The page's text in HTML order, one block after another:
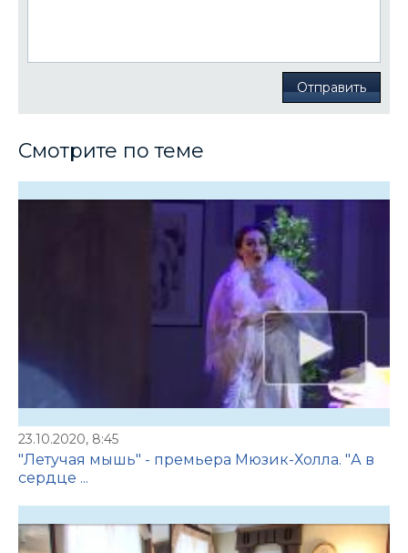
Отправить
Смотрите по теме
23.10.2020, 8:45
"Летучая мышь" - премьера Мюзик-Холла. "А в
сердце ...